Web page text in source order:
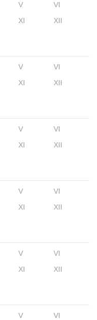
V
VI
XI XII
V
VI
XI XII
V
VI
XI XII
V
VI
XI XII
V
VI
XI XII
V
VI